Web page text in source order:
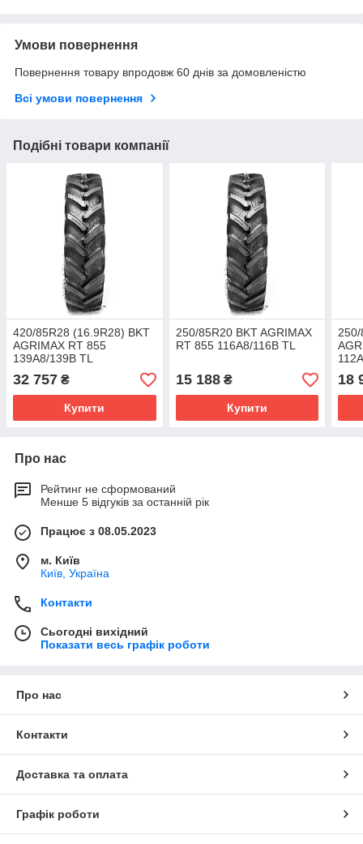
Умови повернення
Повернення товару впродовж 60 днів за домовленістю
Всі умови повернення
Подібні товари компанії
420/85R28 (16.9R28) BKT
AGRIMAX RT 855
139A8/139B TL
32 757 ₴
Купити
250/85R20 BKT AGRIMAX
RT 855 116A8/116B TL
15 188₴
Купити
250/
18
Про нас
Рейтинг не сформований
Менше 5 відгуків за останній рік
Працює з 08.05.2023
м. Київ
Київ, Україна
Контакти
Сьогодні вихідний
Показати весь графік роботи
Про нас
Контакти
Доставка та оплата
Графік роботи